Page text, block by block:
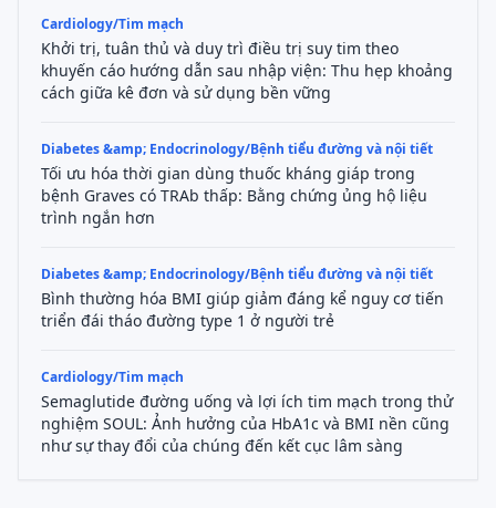
Cardiology/Tim mạch
Khởi trị, tuân thủ và duy trì điều trị suy tim theo
khuyến cáo hướng dẫn sau nhập viện: Thu hẹp khoảng
cách giữa kê đơn và sử dụng bền vững
Diabetes &amp; Endocrinology/Bệnh tiểu đường và nội tiết
Tối ưu hóa thời gian dùng thuốc kháng giáp trong
bệnh Graves có TRAb thấp: Bằng chứng ủng hộ liệu
trình ngắn hơn
Diabetes &amp; Endocrinology/Bệnh tiểu đường và nội tiết
Bình thường hóa BMI giúp giảm đáng kể nguy cơ tiến
triển đái tháo đường type 1 ở người trẻ
Cardiology/Tim mạch
Semaglutide đường uống và lợi ích tim mạch trong thử
nghiệm SOUL: Ảnh hưởng của HbA1c và BMI nền cũng
như sự thay đổi của chúng đến kết cục lâm sàng